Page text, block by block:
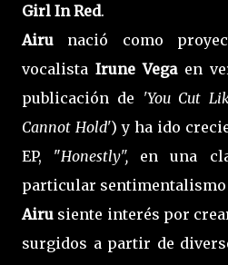
Girl In Red.
Airu nació como
vocalista Irune Vegaen
publicación de 'You Cut
Cannot Hold') y ha ido
EP, "Honestly", en una
particular sentimentalismo
Airu siente interés por
surgidos a partir de